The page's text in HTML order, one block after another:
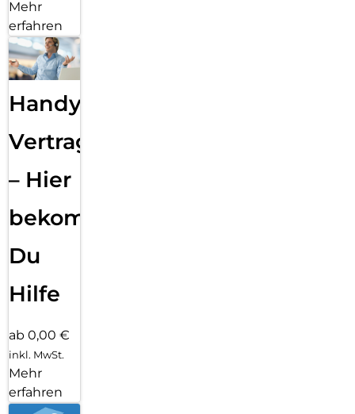
Mehr
erfahren
Handy
Vertragsabwicklung
– Hier
bekommst
Du
Hilfe
ab 0,00 €
inkl. MwSt.
Mehr
erfahren